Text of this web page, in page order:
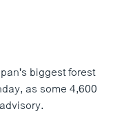
biggest forest
as some 4,600